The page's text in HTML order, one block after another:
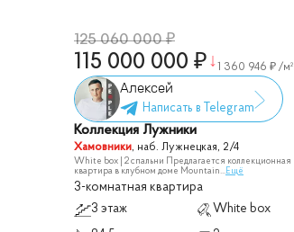
125 060 000
115 000 000 1 360 946 /м²
Алексей
Коллекция Лужники
Хамовники, наб. Лужнецкая, 2/4
White box | 2 спальни Предлагается коллекционная
квартира в клубном доме Mountain...Ещё
3-комнатная квартира
3 этаж
White box